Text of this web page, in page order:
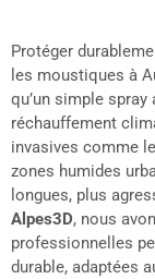
Protéger
les moustiques à
qu’un simple
réchauffement
invasives comme
zones humides
longues, plus
Alpes3D, nous
professionnelles
durable, adaptées